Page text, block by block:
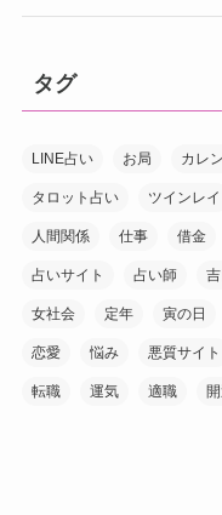
タグ
LINE占い お局 カレ
タロット占い ツインレイ
人間関係 仕事 借金
占いサイト 占い師
女社会 定年 寅の日
恋愛 悩み 悪質サイト
転職 運気 適職